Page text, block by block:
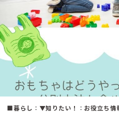
おすすめ
スポット
「場」
HAREL
■暮らし ： ▼知りたい！ ： お役立ち情